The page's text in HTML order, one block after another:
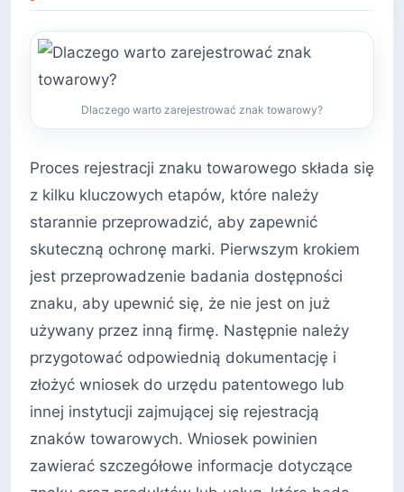
Dlaczego warto zarejestrować znak towarowy?
Proces rejestracji znaku towarowego składa się
z kilku kluczowych etapów, które należy
starannie przeprowadzić, aby zapewnić
skuteczną ochronę marki. Pierwszym krokiem
jest przeprowadzenie badania dostępności
znaku, aby upewnić się, że nie jest on już
używany przez inną firmę. Następnie należy
przygotować odpowiednią dokumentację i
złożyć wniosek do urzędu patentowego lub
innej instytucji zajmującej się rejestracją
znaków towarowych. Wniosek powinien
zawierać szczegółowe informacje dotyczące